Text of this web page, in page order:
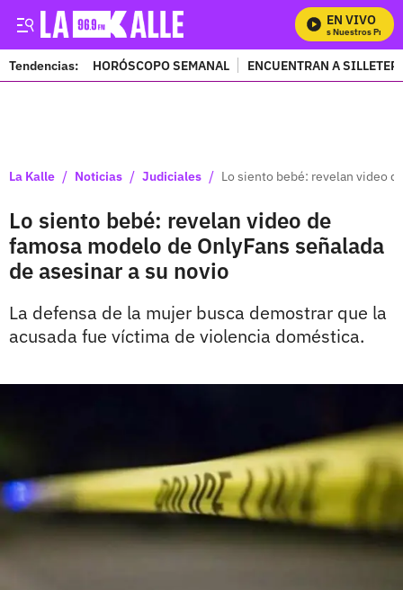
EN VIVO
Mira Todos Nuestros
Tendencias: HORÓSCOPO SEMANAL ENCUENTRAN A
La Kalle / Noticias / Judiciales / Lo siento bebé: revelan video
Lo siento bebé: revelan video de
famosa modelo de OnlyFans señalada
de asesinar a su novio
La defensa de la mujer busca demostrar que la
acusada fue víctima de violencia doméstica.